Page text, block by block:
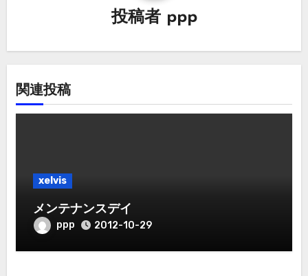
ョ
ン
投稿者 ppp
関連投稿
xelvis
メンテナンスデイ
ppp 2012-10-29